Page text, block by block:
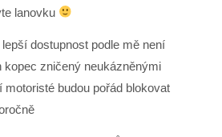
lanovku
dostupnost podle mě není
kopec zničený neukázněnými
motoristé budou pořád blokovat